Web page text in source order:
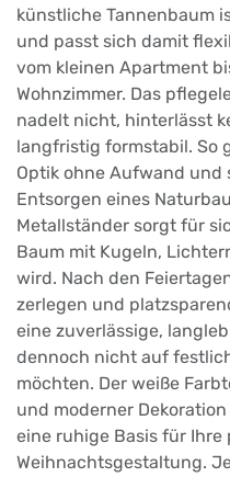
künstliche Tannenbaum
und passt sich damit
vom kleinen Apartment
Wohnzimmer. Das
nadelt nicht, hinterlässt
langfristig formstabil. So
Optik ohne Aufwand und
Entsorgen eines
Metallständer sorgt für
Baum mit Kugeln,
wird. Nach den
zerlegen und
eine zuverlässige,
dennoch nicht auf
möchten. Der weiße
und moderner
eine ruhige Basis für Ihre
Weihnachtsgestaltung.